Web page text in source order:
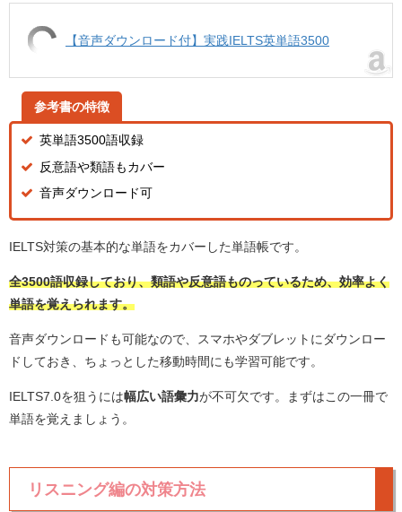
【音声ダウンロード付】実践IELTS英単語3500
参考書の特徴
英単語3500語収録
反意語や類語もカバー
音声ダウンロード可
IELTS対策の基本的な単語をカバーした単語帳です。
全3500語収録しており、類語や反意語ものっているため、効率よく
単語を覚えられます。
音声ダウンロードも可能なので、スマホやダブレットにダウンロー
ドしておき、ちょっとした移動時間にも学習可能です。
IELTS7.0を狙うには幅広い語彙力が不可欠です。まずはこの一冊で
単語を覚えましょう。
リスニング編の対策方法